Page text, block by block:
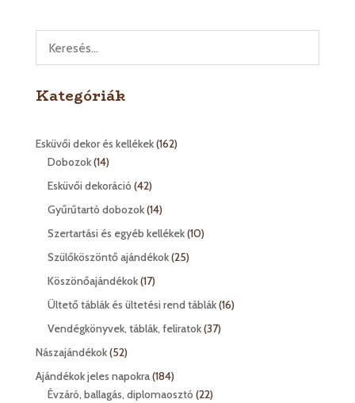
Kategóriák
Esküvői dekor és kellékek 162162
Dobozok 1414
termék
Esküvői dekoráció 4242
termék
Gyűrűtartó dobozok 1414
termék
Szertartási és egyéb kellékek 1010
Szülőköszöntő ajándékok 2525
Köszönőajándékok 1717
termék
Ültető táblák és ültetési rend táblák 1616
Vendégkönyvek, táblák, feliratok 3737
Nászajándékok 5252
termék
Ajándékok jeles napokra 184184
termék
Évzáró, ballagás, diplomaosztó 2222